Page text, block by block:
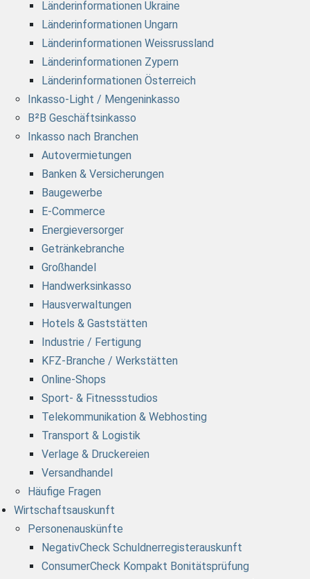
Länderinformationen Ukraine
Länderinformationen Ungarn
Länderinformationen Weissrussland
Länderinformationen Zypern
Länderinformationen Österreich
Inkasso-Light / Mengeninkasso
B²B Geschäftsinkasso
Inkasso nach Branchen
Autovermietungen
Banken & Versicherungen
Baugewerbe
E-Commerce
Energieversorger
Getränkebranche
Großhandel
Handwerksinkasso
Hausverwaltungen
Hotels & Gaststätten
Industrie / Fertigung
KFZ-Branche / Werkstätten
Online-Shops
Sport- & Fitnessstudios
Telekommunikation & Webhosting
Transport & Logistik
Verlage & Druckereien
Versandhandel
Häufige Fragen
Wirtschaftsauskunft
Personenauskünfte
NegativCheck Schuldnerregisterauskunft
ConsumerCheck Kompakt Bonitätsprüfung